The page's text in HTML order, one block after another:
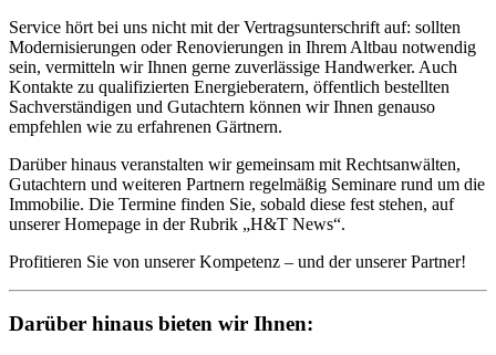
Service hört bei uns nicht mit der Vertragsunterschrift auf: sollten
Modernisierungen oder Renovierungen in Ihrem Altbau notwendig
sein, vermitteln wir Ihnen gerne zuverlässige Handwerker. Auch
Kontakte zu qualifizierten Energieberatern, öffentlich bestellten
Sachverständigen und Gutachtern können wir Ihnen genauso
empfehlen wie zu erfahrenen Gärtnern.
Darüber hinaus veranstalten wir gemeinsam mit Rechtsanwälten,
Gutachtern und weiteren Partnern regelmäßig Seminare rund um die
Immobilie. Die Termine finden Sie, sobald diese fest stehen, auf
unserer Homepage in der Rubrik „H&T News“.
Profitieren Sie von unserer Kompetenz – und der unserer Partner!
Darüber hinaus bieten wir Ihnen: